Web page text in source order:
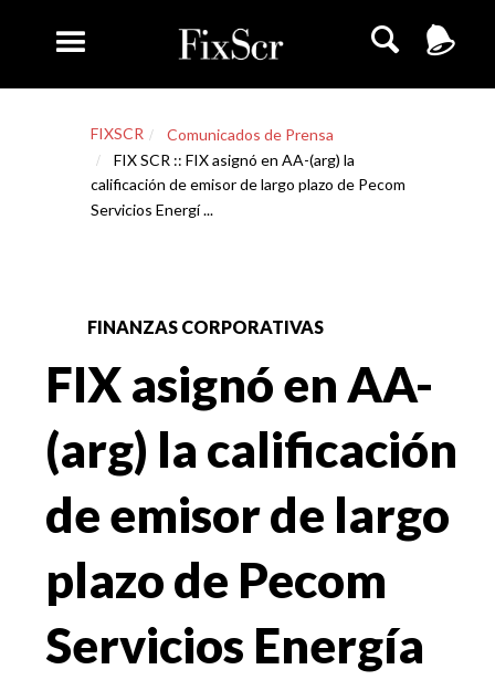
FIXSCR
Comunicados de Prensa
FIX SCR :: FIX asignó en AA-(arg) la
calificación de emisor de largo plazo de Pecom
Servicios Energí ...
FINANZAS CORPORATIVAS
FIX asignó en AA-
(arg) la calificación
de emisor de largo
plazo de Pecom
Servicios Energía